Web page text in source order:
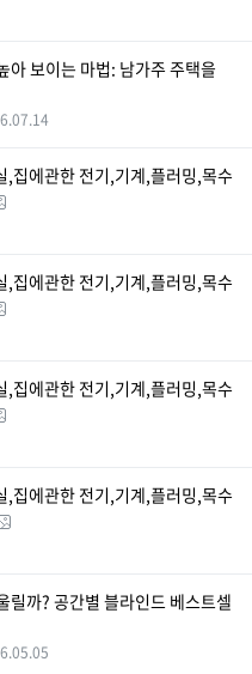
아 보이는 마법: 남가주 주택을
집에관한 전기,기계,플러밍,목수
집에관한 전기,기계,플러밍,목수
집에관한 전기,기계,플러밍,목수
집에관한 전기,기계,플러밍,목수
릴까? 공간별 블라인드 베스트셀